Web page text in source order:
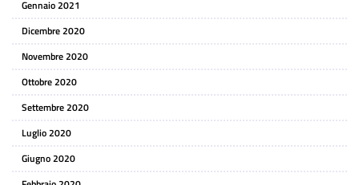
Gennaio 2021
Dicembre 2020
Novembre 2020
Ottobre 2020
Settembre 2020
Luglio 2020
Giugno 2020